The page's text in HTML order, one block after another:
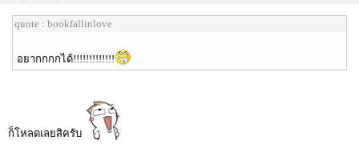
quote : bookfallinlove
อยากกกกได้!!!!!!!!!!!!!
ก็โหลดเลยสิครับ